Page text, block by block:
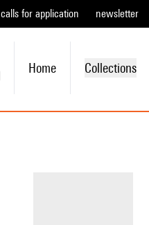
calls for application newsletter
Home Collections